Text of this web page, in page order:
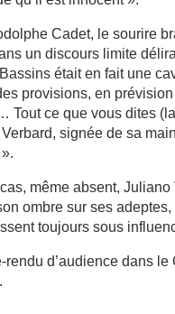
Cadet, le sourire
un discours limite
était en fait une
provisions, en
Tout ce que vous dites
signée de sa
même absent, Juliano
ombre sur ses
toujours sous
rendu d’audience dans le